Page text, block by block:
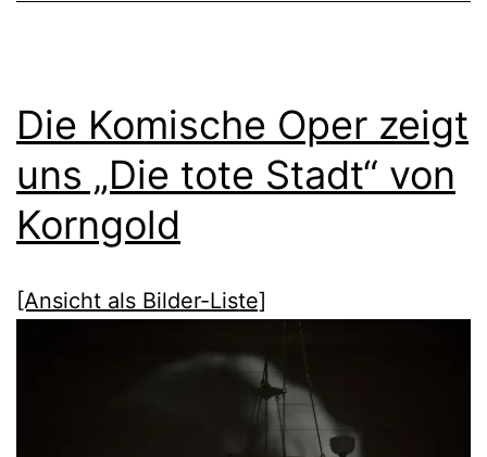
Die Komische Oper zeigt
uns „Die tote Stadt“ von
Korngold
[Ansicht als Bilder-Liste]